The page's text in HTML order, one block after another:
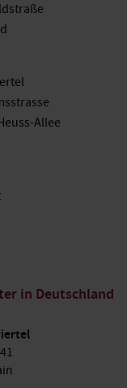
Allee
in Deutschland